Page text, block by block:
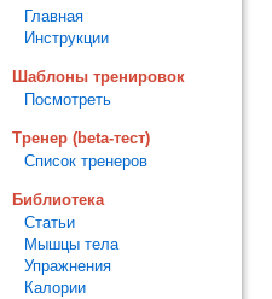
Главная
Инструкции
Шаблоны тренировок
Посмотреть
Тренер (beta-тест)
Список тренеров
Библиотека
Статьи
Мышцы тела
Упражнения
Калории